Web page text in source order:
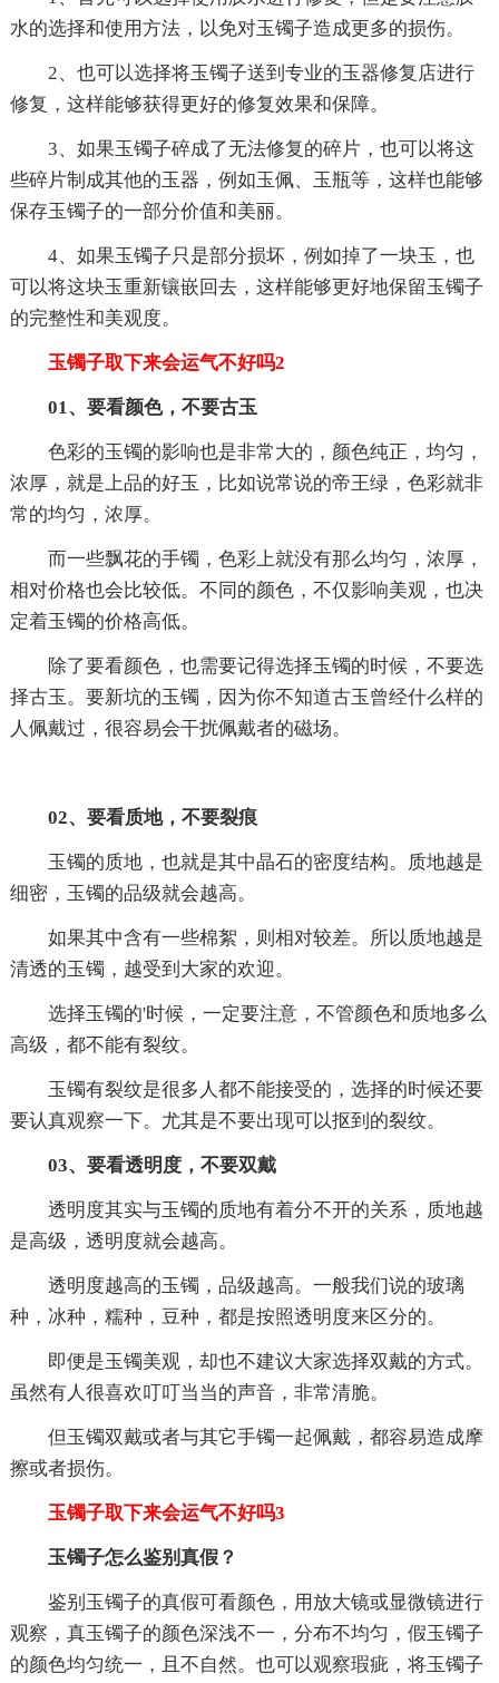
水的选择和使用方法，以免对玉镯子造成更多的损伤。
2、也可以选择将玉镯子送到专业的玉器修复店进行
修复，这样能够获得更好的修复效果和保障。
3、如果玉镯子碎成了无法修复的碎片，也可以将这
些碎片制成其他的玉器，例如玉佩、玉瓶等，这样也能够
保存玉镯子的一部分价值和美丽。
4、如果玉镯子只是部分损坏，例如掉了一块玉，也
可以将这块玉重新镶嵌回去，这样能够更好地保留玉镯子
的完整性和美观度。
玉镯子取下来会运气不好吗2
01、要看颜色，不要古玉
色彩的玉镯的影响也是非常大的，颜色纯正，均匀，
浓厚，就是上品的好玉，比如说常说的帝王绿，色彩就非
常的均匀，浓厚。
而一些飘花的手镯，色彩上就没有那么均匀，浓厚，
相对价格也会比较低。不同的颜色，不仅影响美观，也决
定着玉镯的价格高低。
除了要看颜色，也需要记得选择玉镯的时候，不要选
择古玉。要新坑的玉镯，因为你不知道古玉曾经什么样的
人佩戴过，很容易会干扰佩戴者的磁场。
02、要看质地，不要裂痕
玉镯的质地，也就是其中晶石的密度结构。质地越是
细密，玉镯的品级就会越高。
如果其中含有一些棉絮，则相对较差。所以质地越是
清透的玉镯，越受到大家的欢迎。
选择玉镯的'时候，一定要注意，不管颜色和质地多么
高级，都不能有裂纹。
玉镯有裂纹是很多人都不能接受的，选择的时候还要
要认真观察一下。尤其是不要出现可以抠到的裂纹。
03、要看透明度，不要双戴
透明度其实与玉镯的质地有着分不开的关系，质地越
是高级，透明度就会越高。
透明度越高的玉镯，品级越高。一般我们说的玻璃
种，冰种，糯种，豆种，都是按照透明度来区分的。
即便是玉镯美观，却也不建议大家选择双戴的方式。
虽然有人很喜欢叮叮当当的声音，非常清脆。
但玉镯双戴或者与其它手镯一起佩戴，都容易造成摩
擦或者损伤。
玉镯子取下来会运气不好吗3
玉镯子怎么鉴别真假？
鉴别玉镯子的真假可看颜色，用放大镜或显微镜进行
观察，真玉镯子的颜色深浅不一，分布不均匀，假玉镯子
的颜色均匀统一，且不自然。也可以观察瑕疵，将玉镯子